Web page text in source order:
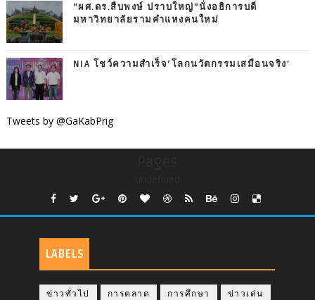
“ผศ.ดร.สืบพงษ์ ปราบใหญ่”นั่งอธิการบดี
มหาวิทยาลัยรามคำแหงคนใหม่
NIA โชว์ความสำเร็จ‘โลกนวัตกรรมเสมือนจริง’
Tweets by @GaKabPrig
LABELS
ข่าวทั่วไป การตลาด การศึกษา ข่าวเด่น